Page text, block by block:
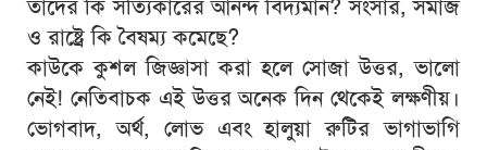
তাঁদের কি সত্যিকারের আনন্দ বিদ্যমান? সংসার, সমাজ
ও রাষ্ট্রে কি বৈষম্য কমেছে?
কাউকে কুশল জিজ্ঞাসা করা হলে সোজা উত্তর, ভালো
নেই! নেতিবাচক এই উত্তর অনেক দিন থেকেই লক্ষণীয়।
ভোগবাদ, অর্থ, লোভ এবং হালুয়া রুটির ভাগাভাগি